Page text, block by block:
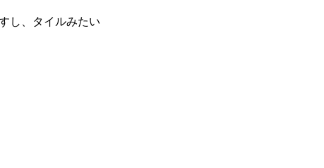
し、タイルみたい